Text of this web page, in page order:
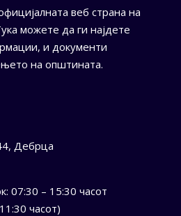
веб страна на
можете да ги најдете
и документи
на општината.
Дебрца
07:30 – 15:30 часот
часот)